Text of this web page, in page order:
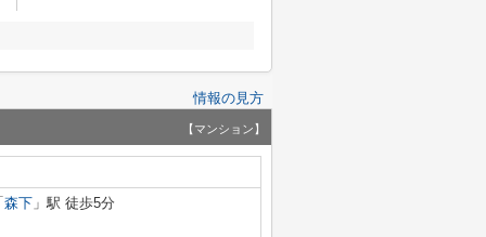
情報の見方
【マンション】
森下 」駅 徒歩5分